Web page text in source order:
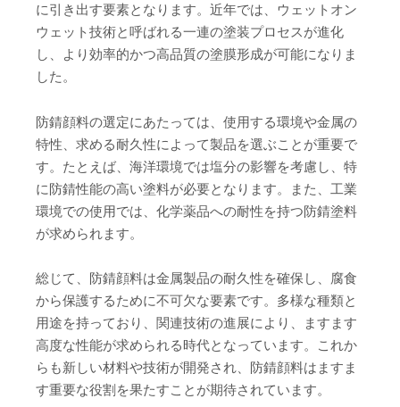
に引き出す要素となります。近年では、ウェットオン
ウェット技術と呼ばれる一連の塗装プロセスが進化
し、より効率的かつ高品質の塗膜形成が可能になりま
した。
防錆顔料の選定にあたっては、使用する環境や金属の
特性、求める耐久性によって製品を選ぶことが重要で
す。たとえば、海洋環境では塩分の影響を考慮し、特
に防錆性能の高い塗料が必要となります。また、工業
環境での使用では、化学薬品への耐性を持つ防錆塗料
が求められます。
総じて、防錆顔料は金属製品の耐久性を確保し、腐食
から保護するために不可欠な要素です。多様な種類と
用途を持っており、関連技術の進展により、ますます
高度な性能が求められる時代となっています。これか
らも新しい材料や技術が開発され、防錆顔料はますま
す重要な役割を果たすことが期待されています。